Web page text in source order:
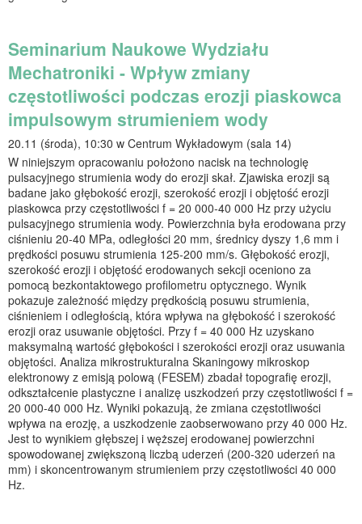
Seminarium Naukowe Wydziału
Mechatroniki - Wpływ zmiany
częstotliwości podczas erozji piaskowca
impulsowym strumieniem wody
20.11 (środa), 10:30 w Centrum Wykładowym (sala 14)
W niniejszym opracowaniu położono nacisk na technologię
pulsacyjnego strumienia wody do erozji skał. Zjawiska erozji są
badane jako głębokość erozji, szerokość erozji i objętość erozji
piaskowca przy częstotliwości f = 20 000-40 000 Hz przy użyciu
pulsacyjnego strumienia wody. Powierzchnia była erodowana przy
ciśnieniu 20-40 MPa, odległości 20 mm, średnicy dyszy 1,6 mm i
prędkości posuwu strumienia 125-200 mm/s. Głębokość erozji,
szerokość erozji i objętość erodowanych sekcji oceniono za
pomocą bezkontaktowego profilometru optycznego. Wynik
pokazuje zależność między prędkością posuwu strumienia,
ciśnieniem i odległością, która wpływa na głębokość i szerokość
erozji oraz usuwanie objętości. Przy f = 40 000 Hz uzyskano
maksymalną wartość głębokości i szerokości erozji oraz usuwania
objętości. Analiza mikrostrukturalna Skaningowy mikroskop
elektronowy z emisją polową (FESEM) zbadał topografię erozji,
odkształcenie plastyczne i analizę uszkodzeń przy częstotliwości f =
20 000-40 000 Hz. Wyniki pokazują, że zmiana częstotliwości
wpływa na erozję, a uszkodzenie zaobserwowano przy 40 000 Hz.
Jest to wynikiem głębszej i węższej erodowanej powierzchni
spowodowanej zwiększoną liczbą uderzeń (200-320 uderzeń na
mm) i skoncentrowanym strumieniem przy częstotliwości 40 000
Hz.